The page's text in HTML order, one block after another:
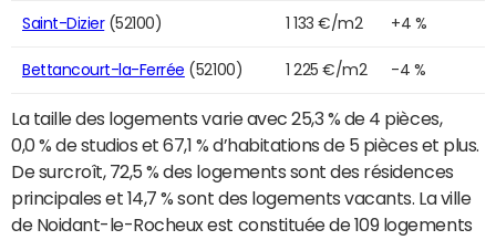
Saint-Dizier(52100) 1 133 €/m2 +4 %
Bettancourt-la-Ferrée (52100) 1 225 €/m2 -4 %
La taille des logements varie avec 25,3 % de 4 pièces,
0,0 % de studios et 67,1 % d’habitations de 5 pièces et plus.
De surcroît, 72,5 % des logements sont des résidences
principales et 14,7 % sont des logements vacants. La ville
de Noidant-le-Rocheux est constituée de 109 logements